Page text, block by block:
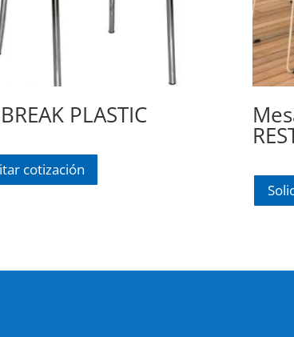
PLASTIC
cotización